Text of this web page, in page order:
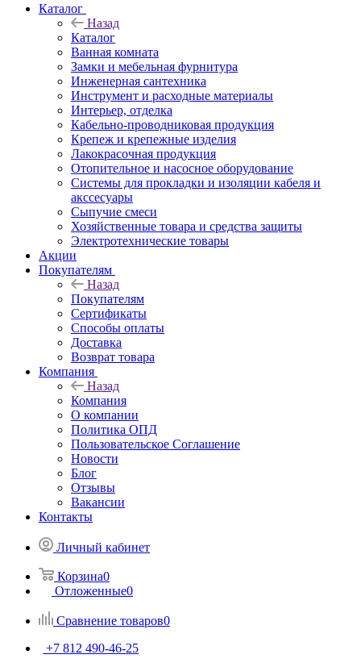
Каталог
Назад
Каталог
Ванная комната
Замки и мебельная фурнитура
Инженерная сантехника
Инструмент и расходные материалы
Интерьер, отделка
Кабельно-проводниковая продукция
Крепеж и крепежные изделия
Лакокрасочная продукция
Отопительное и насосное оборудование
Системы для прокладки и изоляции кабеля и
акссесуары
Сыпучие смеси
Хозяйственные товара и средства защиты
Электротехнические товары
Акции
Покупателям
Назад
Покупателям
Сертификаты
Способы оплаты
Доставка
Возврат товара
Компания
Назад
Компания
О компании
Политика ОПД
Пользовательское Соглашение
Новости
Блог
Отзывы
Вакансии
Контакты
Личный кабинет
Корзина0
Отложенные0
Сравнение товаров0
+7 812 490-46-25